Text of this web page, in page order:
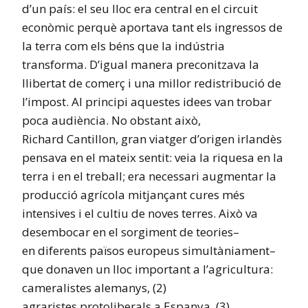
d’un país: el seu lloc era central en el circuit
econòmic perquè aportava tant els ingressos de
la terra com els béns que la indústria
transforma. D’igual manera preconitzava la
llibertat de comerç i una millor redistribució de
l’impost. Al principi aquestes idees van trobar
poca audiència. No obstant això,
Richard Cantillon, gran viatger d’origen irlandès
pensava en el mateix sentit: veia la riquesa en la
terra i en el treball; era necessari augmentar la
producció agrícola mitjançant cures més
intensives i el cultiu de noves terres. Això va
desembocar en el sorgiment de teories–
en diferents països europeus simultàniament–
que donaven un lloc important a l’agricultura:
cameralistes alemanys, (2)